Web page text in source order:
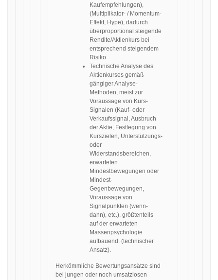
Kaufempfehlungen),
(Multiplikator- / Momentum-
Effekt, Hype), dadurch
überproportional steigende
Rendite/Aktienkurs bei
entsprechend steigendem
Risiko
Technische Analyse des
Aktienkurses gemäß
gängiger Analyse-
Methoden, meist zur
Voraussage von Kurs-
Signalen (Kauf- oder
Verkaufssignal, Ausbruch
der Aktie, Festlegung von
Kurszielen, Unterstützungs-
oder
Widerstandsbereichen,
erwarteten
Mindestbewegungen oder
Mindest-
Gegenbewegungen,
Voraussage von
Signalpunkten (wenn-
dann), etc.), größtenteils
auf der erwarteten
Massenpsychologie
aufbauend. (technischer
Ansatz).
Herkömmliche Bewertungsansätze sind
bei jungen oder noch umsatzlosen